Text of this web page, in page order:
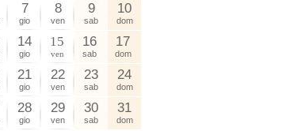
7
gio
8
ven
9
sab
10
dom
14
gio
15
ven
16
sab
17
dom
21
gio
22
ven
23
sab
24
dom
28
gio
29
ven
30
sab
31
dom